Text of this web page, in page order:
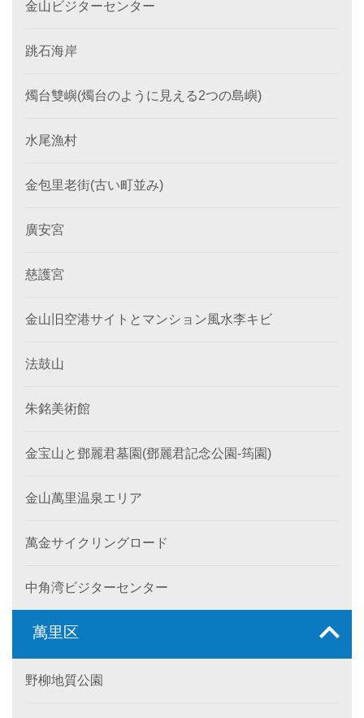
金山ビジターセンター
跳石海岸
燭台雙嶼(燭台のように見える2つの島嶼)
水尾漁村
金包里老街(古い町並み)
廣安宮
慈護宮
金山旧空港サイトとマンション風水李キビ
法鼓山
朱銘美術館
金宝山と鄧麗君墓園(鄧麗君記念公園-筠園)
金山萬里温泉エリア
萬金サイクリングロード
中角湾ビジターセンター
萬里区
野柳地質公園